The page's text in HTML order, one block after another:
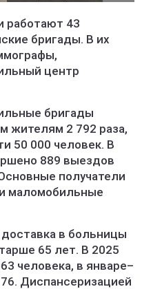
работают 43
бригады. В их
центр
бригады
жителям 2 792 раза,
50 000 человек. В
889 выездов
получатели
маломобильные
в больницы
65 лет. В 2025
человека, в январе–
Диспансеризацией